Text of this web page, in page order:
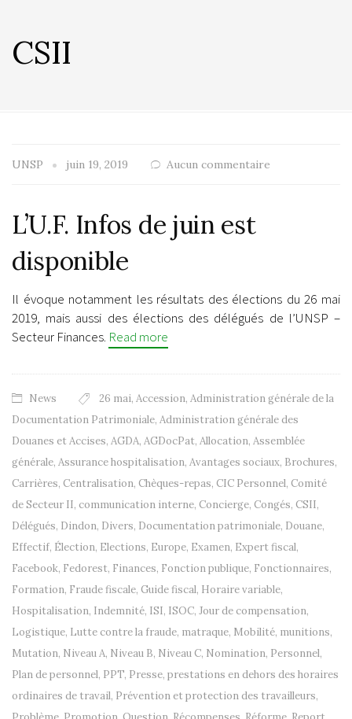
CSII
UNSP juin 19, 2019 Aucun commentaire
L’U.F. Infos de juin est
disponible
Il évoque notamment les résultats des élections du 26 mai
2019, mais aussi des élections des délégués de l’UNSP –
Secteur Finances. Read more
News 26 mai, Accession, Administration générale de la
Documentation Patrimoniale, Administration générale des
Douanes et Accises, AGDA, AGDocPat, Allocation, Assemblée
générale, Assurance hospitalisation, Avantages sociaux, Brochures,
Carrières, Centralisation, Chèques-repas, CIC Personnel, Comité
de Secteur II, communication interne, Concierge, Congés, CSII,
Délégués, Dindon, Divers, Documentation patrimoniale, Douane,
Effectif, Élection, Elections, Europe, Examen, Expert fiscal,
Facebook, Fedorest, Finances, Fonction publique, Fonctionnaires,
Formation, Fraude fiscale, Guide fiscal, Horaire variable,
Hospitalisation, Indemnité, ISI, ISOC, Jour de compensation,
Logistique, Lutte contre la fraude, matraque, Mobilité, munitions,
Mutation, Niveau A, Niveau B, Niveau C, Nomination, Personnel,
Plan de personnel, PPT, Presse, prestations en dehors des horaires
ordinaires de travail, Prévention et protection des travailleurs,